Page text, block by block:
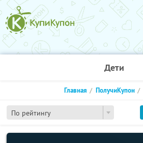
Дети
По рейтингу
Главная ПолучиКупон